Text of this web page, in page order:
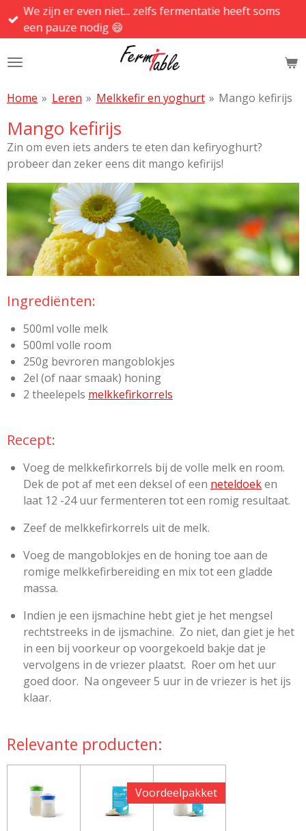
Ga
direct
de
We zijn er even niet... zelfs fermentatie heeft soms
een pauze nodig 😄
Home » Leren » Melkkefir en yoghurt » Mango kefirijs
Mango kefirijs
Zin om even iets anders te eten dan kefiryoghurt?
probeer dan zeker eens dit mango kefirijs!
Ingrediënten:
500ml volle melk
500ml volle room
250g bevroren mangoblokjes
2el (of naar smaak) honing
2 theelepels melkkefirkorrels
Recept:
Voeg de melkkefirkorrels bij de volle melk en room.
Dek de pot af met een deksel of een neteldoeken
laat 12 -24 uur fermenteren tot een romig resultaat.
Zeef de melkkefirkorrels uit de melk.
Voeg de mangoblokjes en de honing toe aan de
romige melkkefirbereiding en mix tot een gladde
massa.
Indien je een ijsmachine hebt giet je het mengsel
rechtstreeks in de ijsmachine. Zo niet, dan giet je het
in een bij voorkeur op voorgekoeld bakje dat je
vervolgens in de vriezer plaatst. Roer om het uur
goed door. Na ongeveer 5 uur in de vriezer is het ijs
klaar.
Relevante producten:
Voordeelpakket